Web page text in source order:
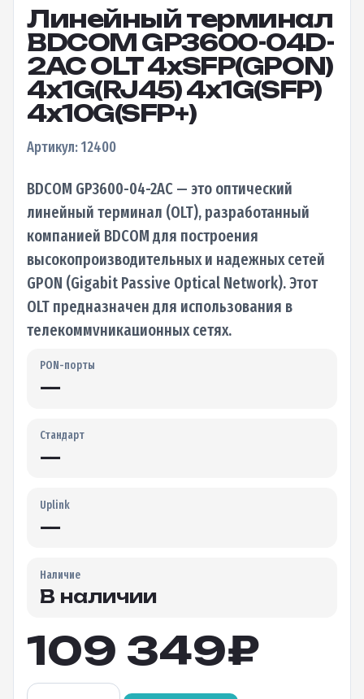
Линейный терминал
BDCOM GP3600-04D-
2AC OLT 4xSFP(GPON)
4x1G(RJ45) 4x1G(SFP)
4x10G(SFP+)
Артикул: 12400
BDCOM GP3600-04-2AC — это оптический
линейный терминал (OLT), разработанный
компанией BDCOM для построения
высокопроизводительных и надежных сетей
GPON (Gigabit Passive Optical Network). Этот
OLT предназначен для использования в
телекоммуникационных сетях,
доступа,…
PON-порты
—
Стандарт
—
Uplink
—
Наличие
В наличии
109 349₽
Количество